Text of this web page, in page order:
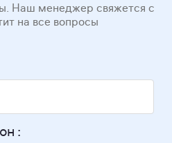
Наш менеджер свяжется с
на все вопросы
: